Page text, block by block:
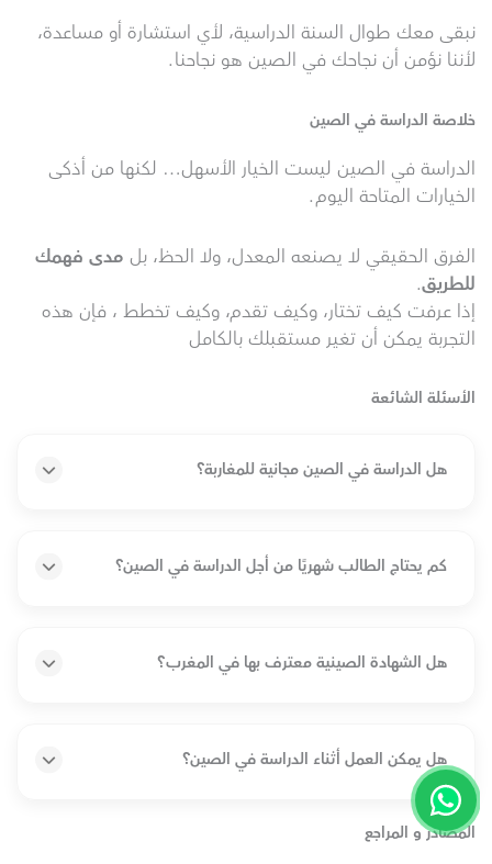
نبقى معك طوال السنة الدراسية، لأي استشارة أو مساعدة،
لأننا نؤمن أن نجاحك في الصين هو نجاحنا.
خلاصة الدراسة في الصين
الدراسة في الصين ليست الخيار الأسهل… لكنها من أذكى
الخيارات المتاحة اليوم.
الفرق الحقيقي لا يصنعه المعدل، ولا الحظ، بل مدى فهمك
للطريق.
إذا عرفت كيف تختار، وكيف تقدم، وكيف تخطط ، فإن هذه
التجربة يمكن أن تغير مستقبلك بالكامل
الأسئلة الشائعة
هل الدراسة في الصين مجانية للمغاربة؟
كم يحتاج الطالب شهريًا من أجل الدراسة في الصين؟
هل الشهادة الصينية معترف بها في المغرب؟
هل يمكن العمل أثناء الدراسةفي الصين؟
المصادر و المراجع